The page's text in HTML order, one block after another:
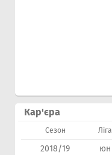
Кар'єра
Сезон Ліга
2018/19 юн